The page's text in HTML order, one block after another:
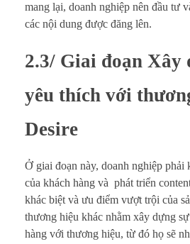
mang lại, doanh nghiệp nên đầu tư
các nội dung được đăng lên.
2.3/ Giai đoạn Xây
yêu thích với
Desire
Ở giai đoạn này, doanh nghiệp phải
của khách hàng và phát triển
khác biệt và ưu điểm vượt trội của
thương hiệu khác nhằm xây dựng
hàng với thương hiệu, từ đó họ sẽ